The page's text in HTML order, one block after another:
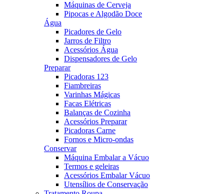
Máquinas de Cerveja
Pipocas e Algodão Doce
Água
Picadores de Gelo
Jarros de Filtro
Acessórios Água
Dispensadores de Gelo
Preparar
Picadoras 123
Fiambreiras
Varinhas Mágicas
Facas Elétricas
Balanças de Cozinha
Acessórios Preparar
Picadoras Carne
Fornos e Micro-ondas
Conservar
Máquina Embalar a Vácuo
Termos e geleiras
Acessórios Embalar Vácuo
Utensílios de Conservação